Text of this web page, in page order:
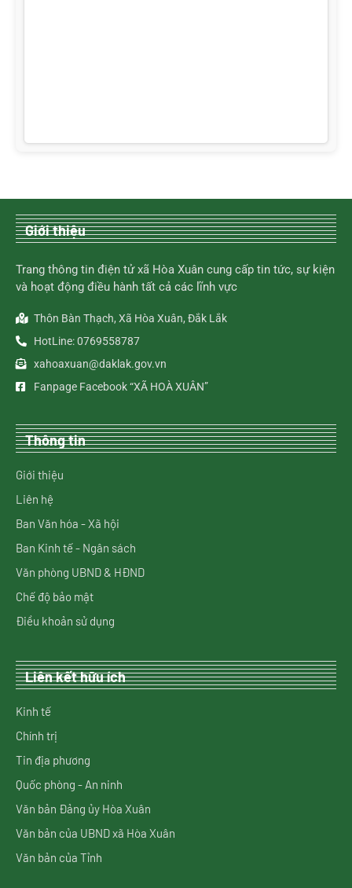
Giới thiệu
Trang thông tin điện tử xã Hòa Xuân cung cấp tin tức, sự kiện
và hoạt động điều hành tất cả các lĩnh vực
Thôn Bàn Thạch, Xã Hòa Xuân, Đắk Lắk
HotLine: 0769558787
xahoaxuan@daklak.gov.vn
Fanpage Facebook “XÃ HOÀ XUÂN”
Thông tin
Giới thiệu
Liên hệ
Ban Văn hóa - Xã hội
Ban Kinh tế - Ngân sách
Văn phòng UBND & HĐND
Chế độ bảo mật
Điều khoản sử dụng
Liên kết hữu ích
Kinh tế
Chính trị
Tin địa phương
Quốc phòng - An ninh
Văn bản Đảng ủy Hòa Xuân
Văn bản của UBND xã Hòa Xuân
Văn bản của Tỉnh